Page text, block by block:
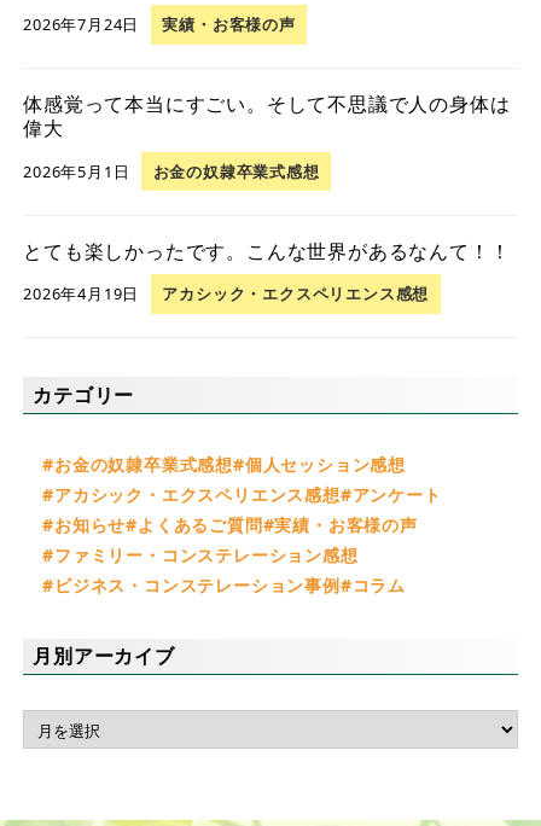
2026年7月24日 実績・お客様の声
体感覚って本当にすごい。そして不思議で人の身体は
偉大
2026年5月1日 お金の奴隷卒業式感想
とても楽しかったです。こんな世界があるなんて！！
2026年4月19日 アカシック・エクスペリエンス感想
カテゴリー
お金の奴隷卒業式感想
個人セッション感想
アカシック・エクスペリエンス感想
アンケート
お知らせ
よくあるご質問 実績・お客様の声
ファミリー・コンステレーション感想
ビジネス・コンステレーション事例
コラム
月別アーカイブ